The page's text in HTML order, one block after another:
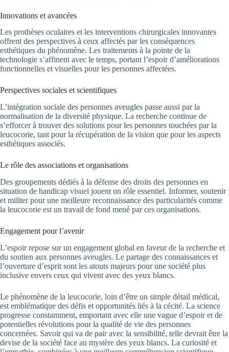
Innovations et avancées
Les prothèses oculaires et les interventions chirurgicales innovantes
offrent des perspectives à ceux affectés par les conséquences
esthétiques du phénomène. Les traitements à la pointe de la
technologie s’affinent avec le temps, portant l’espoir d’améliorations
fonctionnelles et visuelles pour les personnes affectées.
Perspectives sociales et scientifiques
L’intégration sociale des personnes aveugles passe aussi par la
normalisation de la diversité physique. La recherche continue de
s’efforcer à trouver des solutions pour les personnes touchées par la
leucocorie, tant pour la récupération de la vision que pour les aspects
esthétiques associés.
Le rôle des associations et organisations
Des groupements dédiés à la défense des droits des personnes en
situation de handicap visuel jouent un rôle essentiel. Informer, soutenir
et militer pour une meilleure reconnaissance des particularités comme
la leucocorie est un travail de fond mené par ces organisations.
Engagement pour l’avenir
L’espoir repose sur un engagement global en faveur de la recherche et
du soutien aux personnes aveugles. Le partage des connaissances et
l’ouverture d’esprit sont les atouts majeurs pour une société plus
inclusive envers ceux qui vivent avec des yeux blancs.
Le phénomène de la leucocorie, loin d’être un simple détail médical,
est emblématique des défis et opportunités liés à la cécité. La science
progresse constamment, emportant avec elle une vague d’espoir et de
potentielles révolutions pour la qualité de vie des personnes
concernées. Savoir qui va de pair avec la sensibilité, telle devrait être la
devise de la société face au mystère des yeux blancs. La curiosité et